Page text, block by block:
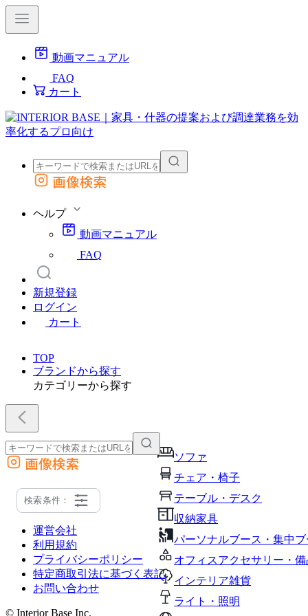
動画マニュアル
FAQ
カート
外部サイトの商品をカートに追加
画像検索
ヘルプ
動画マニュアル
FAQ
新規登録
ログイン
カート
TOP
ブランドから探す
カテゴリーから探す
ソファ
チェア・椅子
テーブル・デスク
収納家具
パーソナルブース・集中
オフィスアクセサリー・備
インテリア雑貨
ライト・照明
外部サイトの商品をカートに追加
他のサイトで見つけた商品ページのURLを貼り付けて、カートに追加できます
画像検索
検索条件：
運営会社
利用規約
プライバシーポリシー
特定商取引法に基づく表記
お問い合わせ
© Interior Base Inc.